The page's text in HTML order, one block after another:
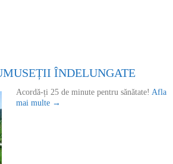
ÎNDELUNGATE
Acordă-ți 25 de minute pentru sănătate! Afla
mai multe →